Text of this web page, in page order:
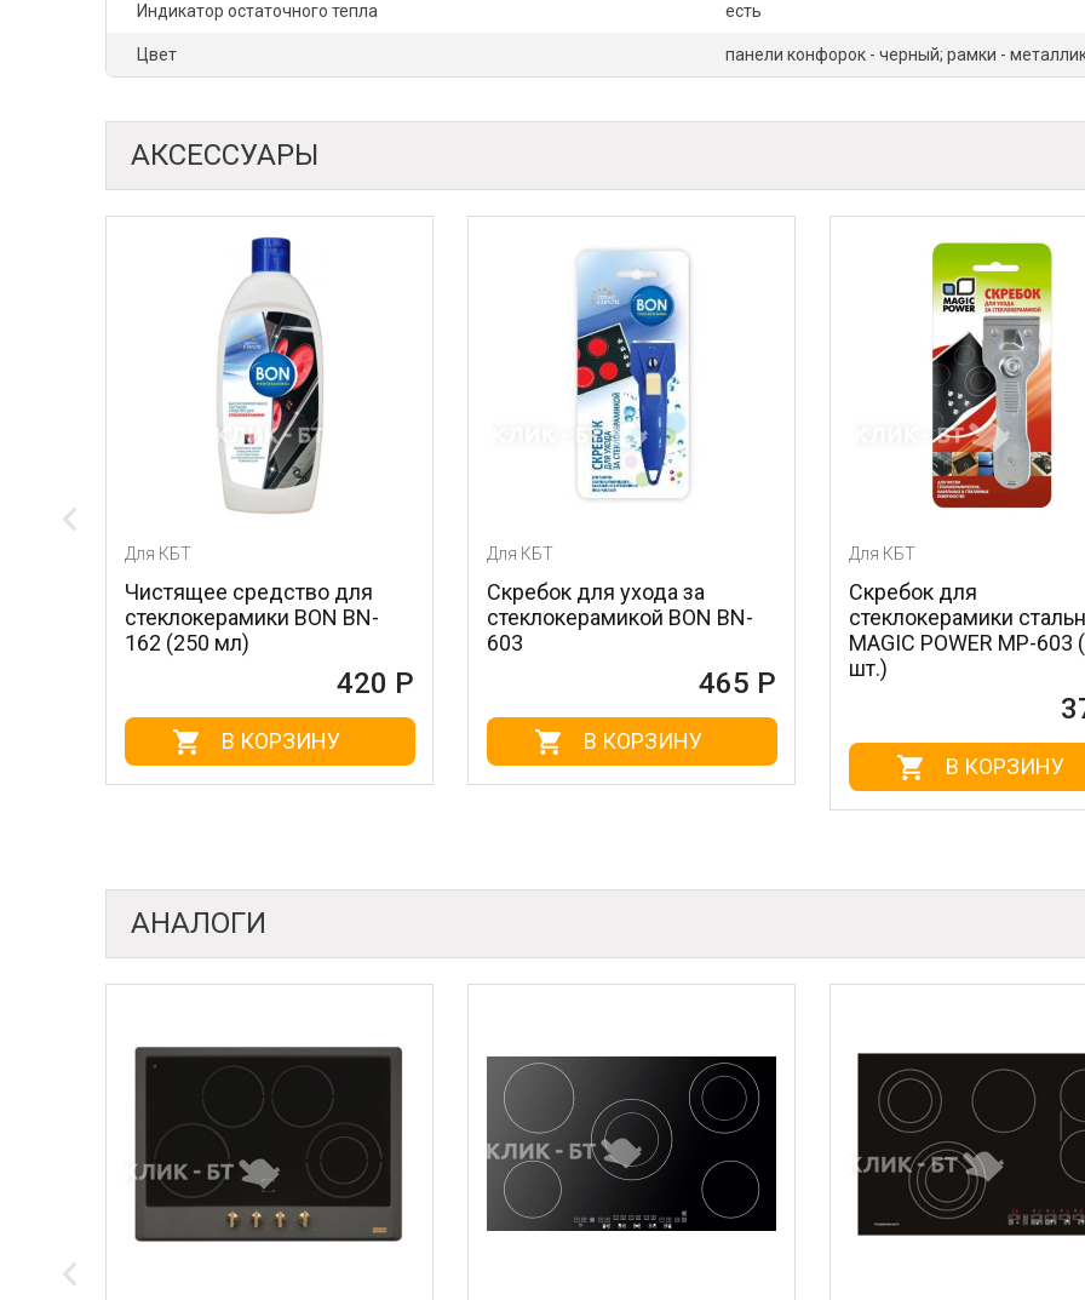
Индикатор остаточного тепла есть
Цвет панели конфорок - черный; рамки -
АКСЕССУАРЫ
средство для
BON BN-
В КОРЗИНУ
Скребок для ухода за
стеклокерамикой BON BN-
В КОРЗИНУ
стеклокерамики стальной
MAGIC POWER MP-603 (1
шт.)
В КОРЗИНУ
АНАЛОГИ